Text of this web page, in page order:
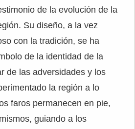
de la evolución de la
Su diseño, a la vez
con la tradición, se ha
de la identidad de la
de las adversidades y los
la región a lo
faros permanecen en pie,
guiando a los